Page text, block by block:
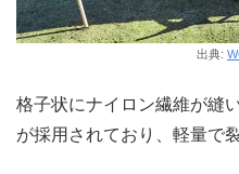
出典:
格子状にナイロン繊維が縫
が採用されており、軽量で